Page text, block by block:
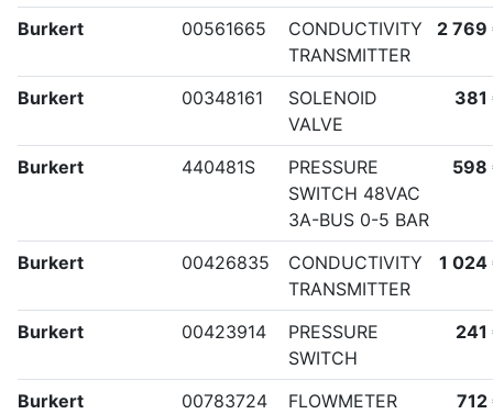
Burkert 00561665
CONDUCTIVITY
TRANSMITTER
2 769
Burkert 00348161
SOLENOID
VALVE
381
Burkert 440481S
PRESSURE
SWITCH 48VAC
3A-BUS 0-5 BAR
598
Burkert 00426835
CONDUCTIVITY
TRANSMITTER
1 024
Burkert 00423914
PRESSURE
SWITCH
241
Burkert 00783724 FLOWMETER
712